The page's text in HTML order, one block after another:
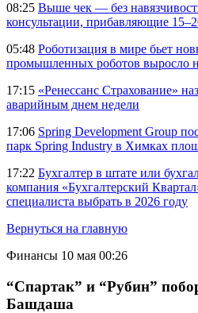
08:25 Выше чек — без
консультации, прибавляющие
05:48 Роботизация в мире бьет
промышленных роботов выросло
17:15 «Ренессанс Страхование»
аварийным днем недели
17:06 Spring Development Group
парк Spring Industry в Химках
17:22 Бухгалтер в штате или
компания «Бухгалтерский
специалиста выбрать в 2026 году
Вернуться на главную
Финансы 10 мая 00:26
“Спартак” и “Рубин”
Башдаша